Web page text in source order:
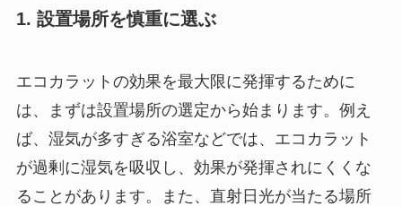
1. 設置場所を慎重に選ぶ
エコカラットの効果を最大限に発揮するために
は、まずは設置場所の選定から始まります。例え
ば、湿気が多すぎる浴室などでは、エコカラット
が過剰に湿気を吸収し、効果が発揮されにくくな
ることがあります。また、直射日光が当たる場所